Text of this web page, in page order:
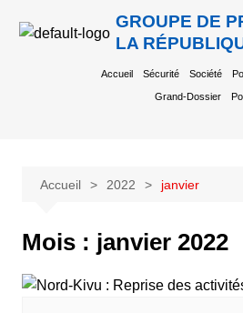
GROUPE DE
LA
Accueil Sécurité Société
Grand-Dossier
Accueil 2022 janvier
Mois : janvier 2022